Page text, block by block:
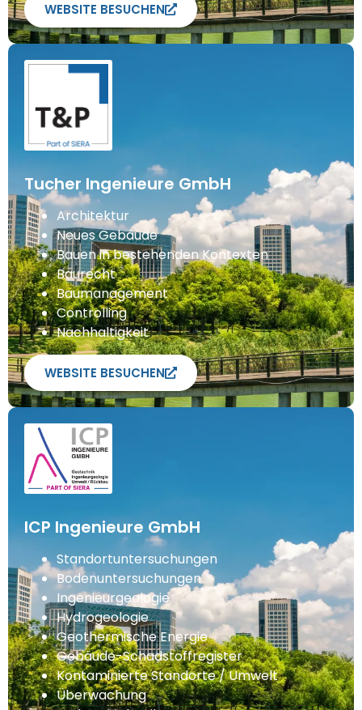
WEBSITE BESUCHEN
Tucher Ingenieure GmbH
Architektur
Neues Gebäude
Bauen in bestehenden Kontexten
Baurecht
Baumanagement
Controlling
Nachhaltigkeit
WEBSITE BESUCHEN
ICP Ingenieure GmbH
Standortuntersuchungen
Bodenuntersuchungen
Ingenieurgeologie
Hydrogeologie
Geothermische Energie
Gebäude-Schadstoffregister
Kontaminierte Standorte / Umwelt
Überwachung